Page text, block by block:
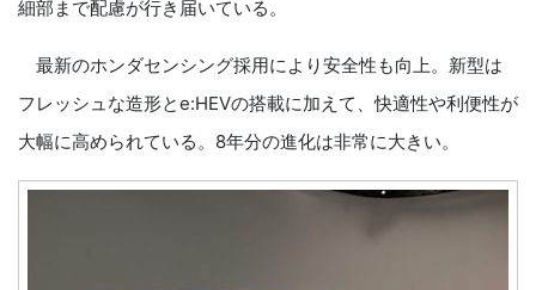
細部まで配慮が行き届いている。
最新のホンダセンシング採用により安全性も向上。新型は
フレッシュな造形とe:HEVの搭載に加えて、快適性や利便性が
大幅に高められている。8年分の進化は非常に大きい。